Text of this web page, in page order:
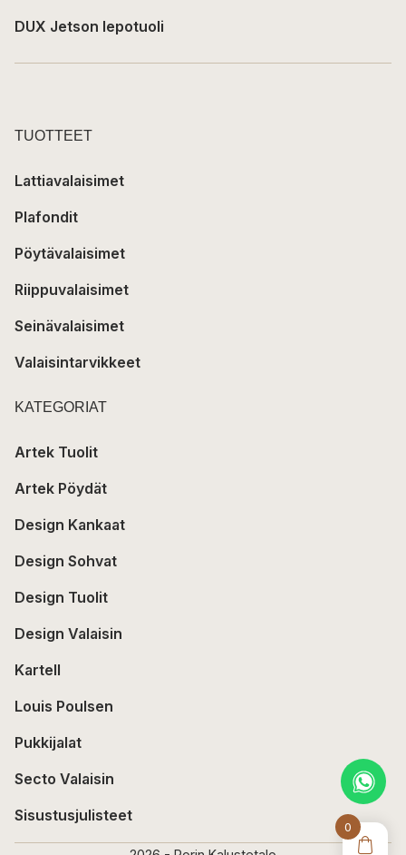
0
DUX Jetson lepotuoli
TUOTTEET
Lattiavalaisimet
Plafondit
Pöytävalaisimet
Riippuvalaisimet
Seinävalaisimet
Valaisintarvikkeet
KATEGORIAT
Artek Tuolit
Artek Pöydät
Design Kankaat
Design Sohvat
Design Tuolit
Design Valaisin
Kartell
Louis Poulsen
Pukkijalat
Secto Valaisin
Sisustusjulisteet